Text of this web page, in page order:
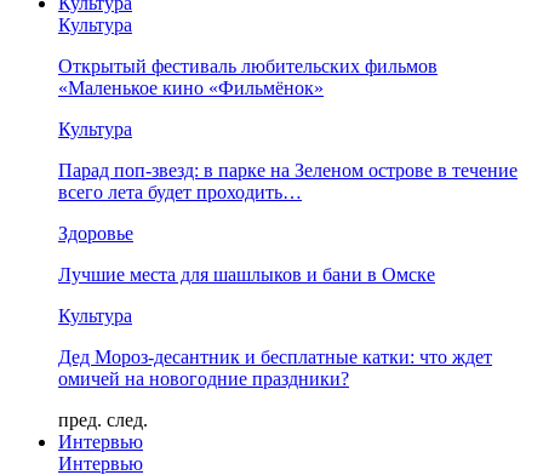
Культура
Открытый фестиваль любительских фильмов
«Маленькое кино «Фильмёнок»
Культура
Парад поп-звезд: в парке на Зеленом острове в течение
всего лета будет проходить…
Здоровье
Лучшие места для шашлыков и бани в Омске
Культура
Дед Мороз-десантник и бесплатные катки: что ждет
омичей на новогодние праздники?
пред. след.
Интервью
Интервью